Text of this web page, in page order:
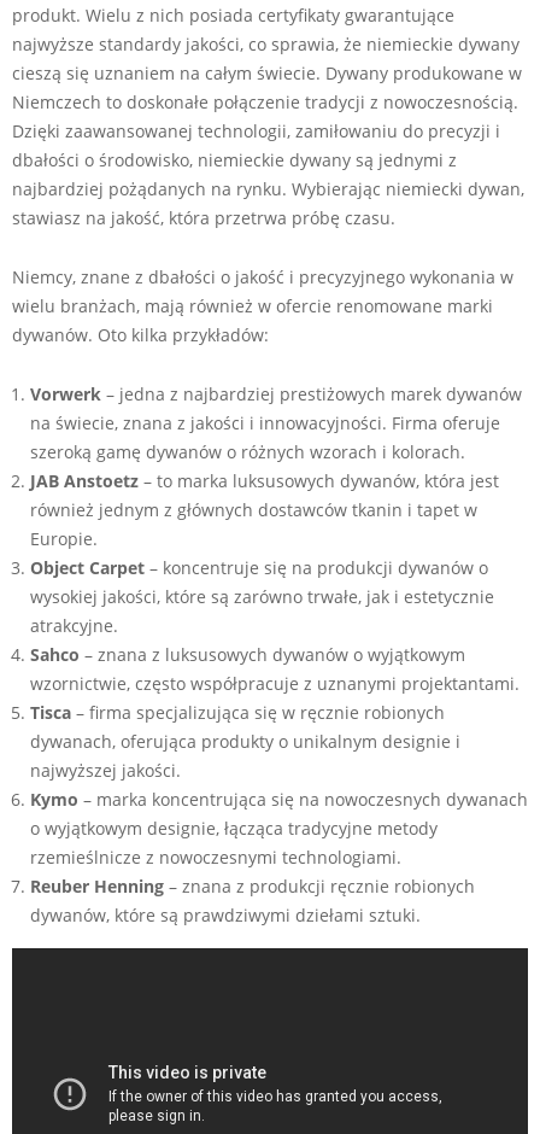
produkt. Wielu z nich posiada certyfikaty gwarantujące
najwyższe standardy jakości, co sprawia, że niemieckie dywany
cieszą się uznaniem na całym świecie. Dywany produkowane w
Niemczech to doskonałe połączenie tradycji z nowoczesnością.
Dzięki zaawansowanej technologii, zamiłowaniu do precyzji i
dbałości o środowisko, niemieckie dywany są jednymi z
najbardziej pożądanych na rynku. Wybierając niemiecki dywan,
stawiasz na jakość, która przetrwa próbę czasu.
Niemcy, znane z dbałości o jakość i precyzyjnego wykonania w
wielu branżach, mają również w ofercie renomowane marki
dywanów. Oto kilka przykładów:
Vorwerk – jedna z najbardziej prestiżowych marek dywanów
na świecie, znana z jakości i innowacyjności. Firma oferuje
szeroką gamę dywanów o różnych wzorach i kolorach.
JAB Anstoetz – to marka luksusowych dywanów, która jest
również jednym z głównych dostawców tkanin i tapet w
Europie.
Object Carpet – koncentruje się na produkcji dywanów o
wysokiej jakości, które są zarówno trwałe, jak i estetycznie
atrakcyjne.
Sahco – znana z luksusowych dywanów o wyjątkowym
wzornictwie, często współpracuje z uznanymi projektantami.
Tisca – firma specjalizująca się w ręcznie robionych
dywanach, oferująca produkty o unikalnym designie i
najwyższej jakości.
Kymo – marka koncentrująca się na nowoczesnych dywanach
o wyjątkowym designie, łącząca tradycyjne metody
rzemieślnicze z nowoczesnymi technologiami.
Reuber Henning – znana z produkcji ręcznie robionych
dywanów, które są prawdziwymi dziełami sztuki.